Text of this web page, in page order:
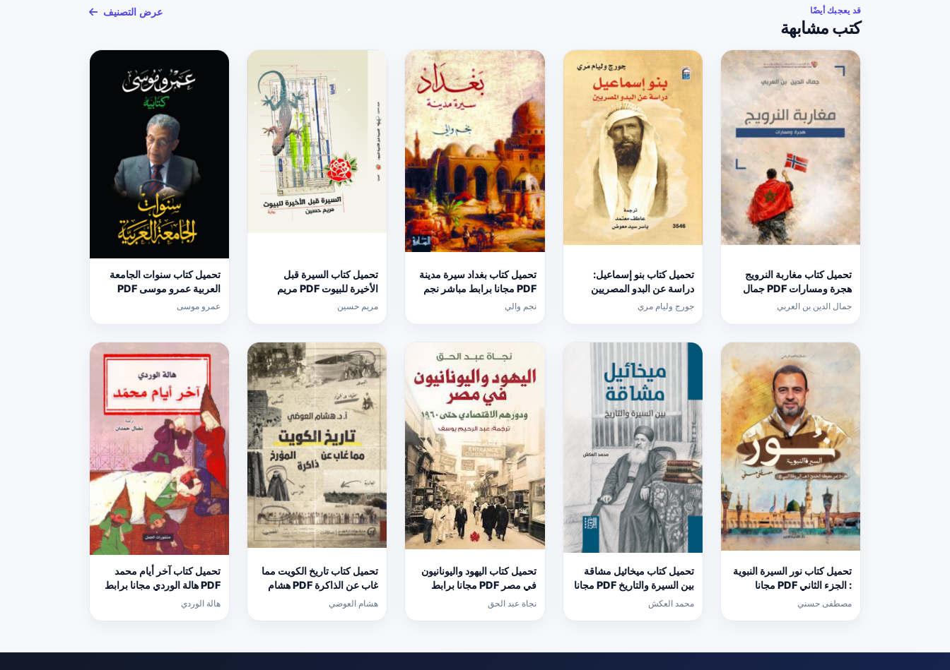
قد يعجبك أيضًا
كتب مشابهة
عرض التصنيف
تحميل كتاب مغاربة النرويج
هجرة ومسارات PDF جمال
الدين بن العربي مجانا
جمال الدين بن العربي
تحميل كتاب بنو إسماعيل:
دراسة عن البدو المصريين
جورج وليام مري
تحميل كتاب بغداد سيرة مدينة
PDF مجانا برابط مباشر نجم
والي
نجم والي
تحميل كتاب السيرة قبل
الأخيرة للبيوت PDF مريم
مريم حسين
تحميل كتاب سنوات الجامعة
العربية عمرو موسى PDF
مجانا
عمرو موسى
تحميل كتاب نور السيرة النبوية
: الجزء الثاني PDF مجانا
لمصطفى حسني
مصطفى حسني
تحميل كتاب ميخائيل مشاقة
بين السيرة والتاريخ PDF مجانا
محمد العكش
تحميل كتاب اليهود واليونانيون
في مصر PDF مجانا برابط
مباشر لنجاة عبد الحق
نجاة عبد الحق
تحميل كتاب تاريخ الكويت مما
غاب عن الذاكرة PDF هشام
العوضي مجانا
هشام العوضي
تحميل كتاب آخر أيام محمد
PDF هالة الوردي مجانا برابط
مباشر
هالة الوردي